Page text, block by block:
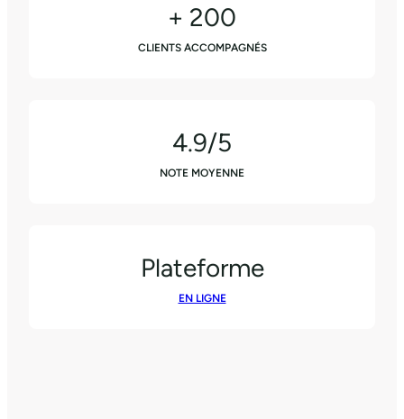
+ 200
CLIENTS ACCOMPAGNÉS
4.9/5
NOTE MOYENNE
Plateforme
EN LIGNE